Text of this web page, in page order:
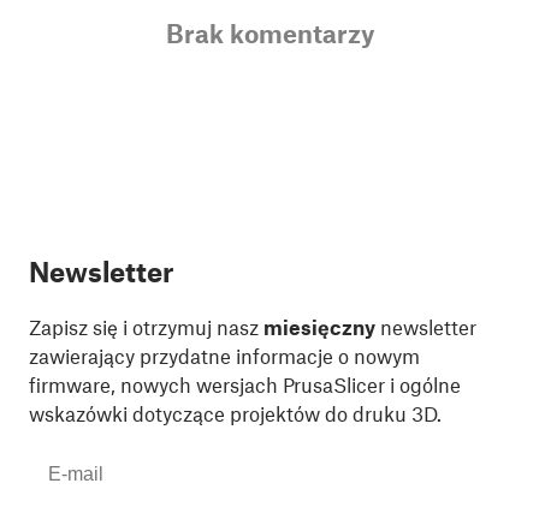
Brak komentarzy
Newsletter
Zapisz się i otrzymuj nasz miesięczny newsletter
zawierający przydatne informacje o nowym
firmware, nowych wersjach PrusaSlicer i ogólne
wskazówki dotyczące projektów do druku 3D.